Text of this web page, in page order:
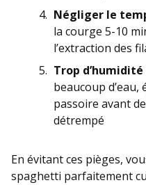
Négliger le
la courge 5-10
l’extraction des
Trop d’humidité
beaucoup
passoire avant
détrempé
En évitant ces pièges,
spaghetti parfaitement